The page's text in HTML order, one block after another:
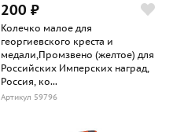
200 ₽
Колечко малое для
георгиевского креста и
медали,Промзвено (желтое) для
Российских Имперских наград,
Россия, ко...
Артикул 59796